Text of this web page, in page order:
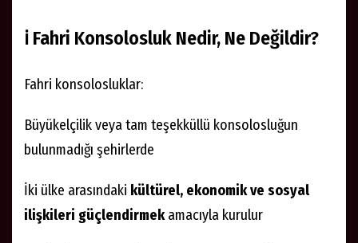
ℹ️ Fahri Konsolosluk Nedir, Ne Değildir?
Fahri konsolosluklar:
Büyükelçilik veya tam teşekküllü konsolosluğun
bulunmadığı şehirlerde
İki ülke arasındaki kültürel, ekonomik ve sosyal
ilişkileri güçlendirmekamacıyla kurulur